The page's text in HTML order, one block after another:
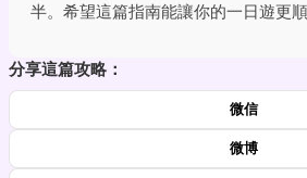
半。希望這篇指南能讓你的一日遊更順
分享這篇攻略：
微信
微博